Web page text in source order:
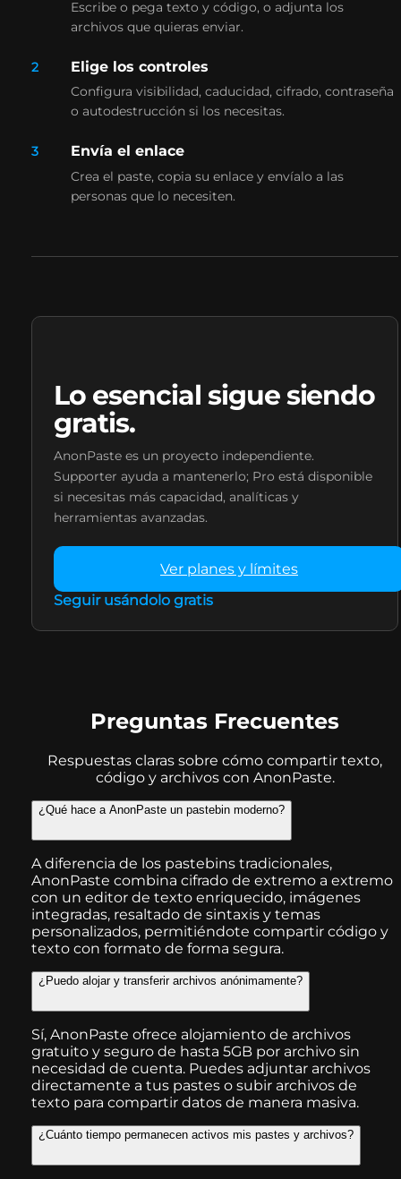
Escribe o pega texto y código, o adjunta los
archivos que quieras enviar.
2 Elige los controles
Configura visibilidad, caducidad, cifrado, contraseña
o autodestrucción si los necesitas.
3 Envía el enlace
Crea el paste, copia su enlace y envíalo a las
personas que lo necesiten.
Lo esencial sigue siendo
gratis.
AnonPaste es un proyecto independiente.
Supporter ayuda a mantenerlo; Pro está disponible
si necesitas más capacidad, analíticas y
herramientas avanzadas.
Ver planes y límites
Seguir usándolo gratis
Preguntas Frecuentes
Respuestas claras sobre cómo compartir texto,
código y archivos con AnonPaste.
¿Qué hace a AnonPaste un pastebin moderno?
A diferencia de los pastebins tradicionales,
AnonPaste combina cifrado de extremo a extremo
con un editor de texto enriquecido, imágenes
integradas, resaltado de sintaxis y temas
personalizados, permitiéndote compartir código y
texto con formato de forma segura.
¿Puedo alojar y transferir archivos anónimamente?
Sí, AnonPaste ofrece alojamiento de archivos
gratuito y seguro de hasta 5GB por archivo sin
necesidad de cuenta. Puedes adjuntar archivos
directamente a tus pastes o subir archivos de
texto para compartir datos de manera masiva.
¿Cuánto tiempo permanecen activos mis pastes y archivos?